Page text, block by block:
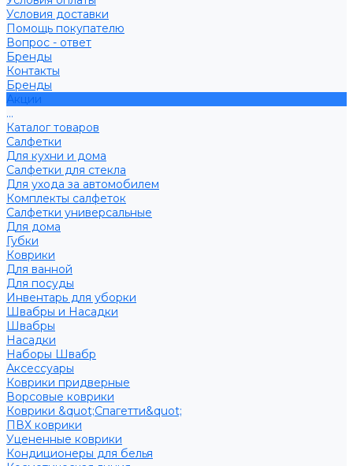
Условия доставки
Помощь покупателю
Вопрос - ответ
Бренды
Контакты
Бренды
Акции
...
Каталог товаров
Салфетки
Для кухни и дома
Салфетки для стекла
Для ухода за автомобилем
Комплекты салфеток
Салфетки универсальные
Для дома
Губки
Коврики
Для ванной
Для посуды
Инвентарь для уборки
Швабры и Насадки
Швабры
Насадки
Наборы Швабр
Аксессуары
Коврики придверные
Ворсовые коврики
Коврики &quot;Спагетти&quot;
ПВХ коврики
Уцененные коврики
Кондиционеры для белья